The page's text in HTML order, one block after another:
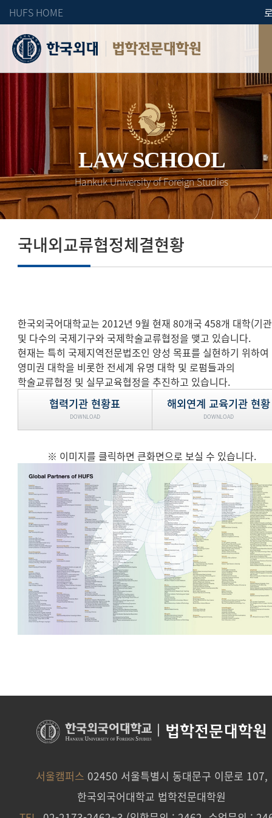
HUFS HOME
법학전문대학원
LAW SCHOOL
Hankuk University of Foreign Studies
국내외교류협정체결현황
한국외국어대학교는 2012년 9월 현재 80개국 458개 대학(기
및 다수의 국제기구와 국제학술교류협정을 맺고 있습니다.
현재는 특히 국제지역전문법조인 양성 목표를 실현하기 위하여
영미권 대학을 비롯한 전세계 유명 대학 및 로펌들과의
학술교류협정 및 실무교육협정을 추진하고 있습니다.
협력기관 현황표
DOWNLOAD
해외연계 교육기관 현황
DOWNLOAD
※ 이미지를 클릭하면 큰화면으로 보실 수 있습니다.
법학전문대학원
서울캠퍼스 02450 서울특별시 동대문구 이문로 107,
한국외국어대학교 법학전문대학원